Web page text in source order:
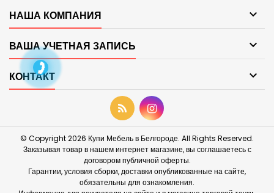
НАША КОМПАНИЯ 
ВАША УЧЕТНАЯ ЗАПИСЬ 
КОНТАКТ 
© Copyright 2026 Купи Мебель в Белгороде. All Rights Reserved.
Заказывая товар в нашем интернет магазине, вы соглашаетесь с
договором публичной оферты.
Гарантии, условия сборки, доставки опубликованные на сайте,
обязательны для ознакомления.